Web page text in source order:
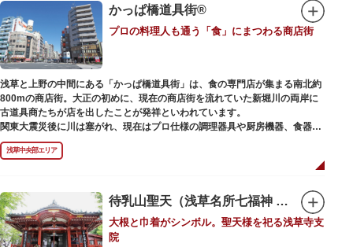
身を清めましょう。「観音堂」とも呼ばれる本堂にはご本尊の聖観世音菩薩
が祀られており、毎日定時に法要が執り行われています。
境内の歴史ある建造物も必見です。ひと際目立つ五重塔、国指定重要文化財
の二天門、浅草名所七福神のひとつ・大黒天が祀られた影向堂（ようごうど
う）など、悠久の時に思いを馳せて見学をお楽しみください。
日没後はライトアップされ、朱塗りの建物がより一層鮮やかに浮かび上がり
ます。昼間は約90店舗が軒を連ねる仲見世のお店も閉まり、シャッターに描
かれた「浅草絵巻」を楽しめるのも夜の醍醐味。撮影スポットやデートスポ
ットにもおすすめです。昼間と比べて人が少なくゆっくり巡れるので、足を
運んでみてはいかがでしょうか。
かっぱ橋道具街®
プロの料理人も通う「食」にまつわる商店街
浅草と上野の中間にある「かっぱ橋道具街」は、食の専門店が集まる南北約
800mの商店街。大正の初めに、現在の商店街を流れていた新堀川の両岸に
古道具商たちが店を出したことが発祥といわれています。
関東大震災後に川は塞がれ、現在はプロ仕様の調理器具や厨房機器、食器、
包材、調理衣装など「食」にまつわる約170軒の専門店が集まる個性的な専
門商店街として賑わいを見せています。もちろん、ほとんどのお店が小売に
も対応。家庭の調理用具を購入したい人や観光客にもおすすめです。食品サ
毎年、道具の日である10月9日前後に開催される「かっぱ橋道具まつり」で
は、各店舗がおすすめ商品や掘り出しものを販売。また、年ごとに異なる
様々な催しものも行われます。
浅草中央部エリア
待乳山聖天（浅草名所七福神 毘沙門天）
大根と巾着がシンボル。聖天様を祀る浅草寺支
院